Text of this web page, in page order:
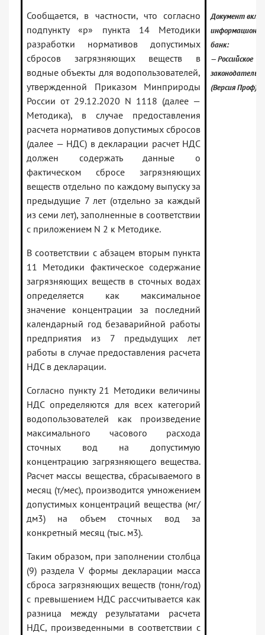
Сообщается, в частности, что согласно
подпункту «р» пункта 14 Методики
разработки нормативов допустимых
сбросов загрязняющих веществ в
водные объекты для водопользователей,
утвержденной Приказом Минприроды
России от 29.12.2020 N 1118 (далее —
Методика), в случае предоставления
расчета нормативов допустимых сбросов
(далее — НДС) в декларации расчет НДС
должен содержать данные о
фактическом сбросе загрязняющих
веществ отдельно по каждому выпуску за
предыдущие 7 лет (отдельно за каждый
из семи лет), заполненные в соответствии
с приложением N 2 к Методике.
В соответствии с абзацем вторым пункта
11 Методики фактическое содержание
загрязняющих веществ в сточных водах
определяется как максимальное
значение концентрации за последний
календарный год безаварийной работы
предприятия из 7 предыдущих лет
работы в случае предоставления расчета
НДС в декларации.
Согласно пункту 21 Методики величины
НДС определяются для всех категорий
водопользователей как произведение
максимального часового расхода
сточных вод на допустимую
концентрацию загрязняющего вещества.
Расчет массы вещества, сбрасываемого в
месяц (т/мес), производится умножением
допустимых концентраций вещества (мг/
дм3) на объем сточных вод за
конкретный месяц (тыс. м3).
Таким образом, при заполнении столбца
(9) раздела V формы декларации масса
сброса загрязняющих веществ (тонн/год)
с превышением НДС рассчитывается как
разница между результатами расчета
НДС, произведенными в соответствии с
Документ
банк:
— Российское
(Версия Проф)